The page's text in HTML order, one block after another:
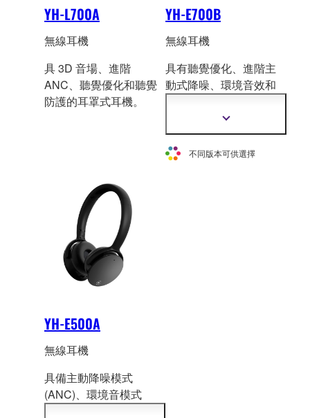
YH-L700A
無線耳機
具 3D 音場、進階
ANC、聽覺優化和聽覺
防護的耳罩式耳機。
YH-E700B
無線耳機
具有聽覺優化、進階主
動式降噪、環境音效和
顯
示
多
不同版本可供選擇
YH-E500A
無線耳機
具備主動降噪模式
(ANC)、環境音模式